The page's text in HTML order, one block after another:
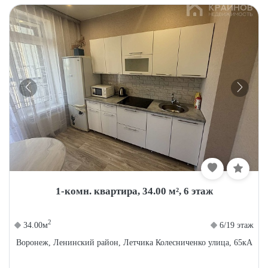
1-комн. квартира, 34.00 м², 6 этаж
34.00м2
6/19 этаж
Воронеж, Ленинский район, Летчика Колесниченко улица, 65кА
Бесплатный подбор квартиры
+ подарок от партнера